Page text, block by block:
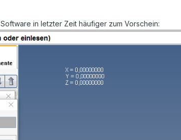
in letzter Zeit häufiger zum Vorschein: